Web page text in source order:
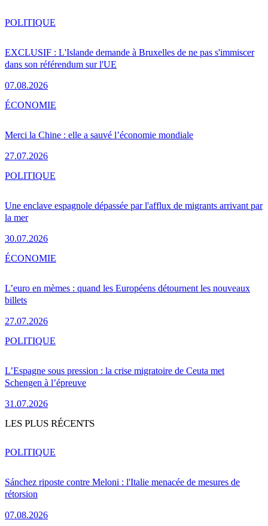
EXCLUSIF : L'Islande demande à Bruxelles de ne pas s'immiscer
dans son référendum sur l'UE
07.08.2026
POLITIQUE
Merci la Chine : elle a sauvé l’économie mondiale
27.07.2026
ÉCONOMIE
Une enclave espagnole dépassée par l'afflux de migrants arrivant par
la mer
30.07.2026
POLITIQUE
L’euro en mèmes : quand les Européens détournent les nouveaux
billets
27.07.2026
ÉCONOMIE
L’Espagne sous pression : la crise migratoire de Ceuta met
Schengen à l’épreuve
31.07.2026
POLITIQUE
LES PLUS RÉCENTS
Sánchez riposte contre Meloni : l'Italie menacée de mesures de
rétorsion
07.08.2026
POLITIQUE